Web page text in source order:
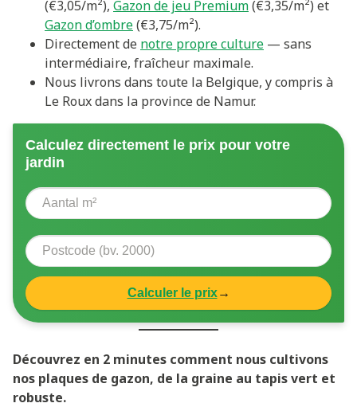
(€3,05/m²), Gazon de jeu Premium(€3,35/m²) et
Gazon d’ombre(€3,75/m²).
Directement de notre propre culture — sans
intermédiaire, fraîcheur maximale.
Nous livrons dans toute la Belgique, y compris à
Le Roux dans la province de Namur.
Calculez directement le prix pour votre
jardin
Calculer le prix→
Découvrez en 2 minutes comment nous cultivons
nos plaques de gazon, de la graine au tapis vert et
robuste.